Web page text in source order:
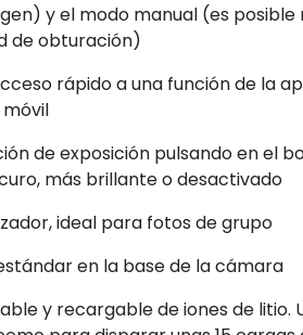
y el modo manual (es
de obturación)
rápido a una función de la
de exposición pulsando en el
más brillante o desactivado
ideal para fotos de grupo
en la base de la cámara
y recargable de iones de